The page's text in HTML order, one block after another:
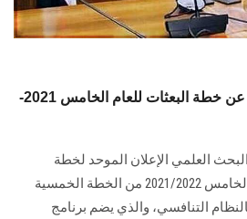
وزارة التعليم العالي تعلن عن خطة البعثات للعام الخامس 2021-
العلمي الإعلان الموحد لخطة
البعثات الجزء الثاني للعام الخامس 2021/2022 من الخطة الخمسية
للبعثات بالنظام التنافسي، والذي يضم برنامج